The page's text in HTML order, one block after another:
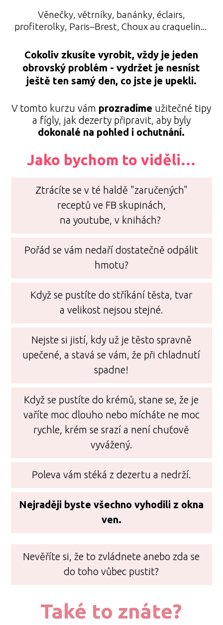
Věnečky, větrníky, banánky, éclairs,
profiterolky, Paris–Brest, Choux au craquelin...
Cokoliv zkusíte vyrobit, vždy je jeden
obrovský problém - vydržet je nesníst
ještě ten samý den, co jste je upekli.
V tomto kurzu vám prozradíme užitečné tipy
a fígly, jak dezerty připravit, aby byly
dokonalé na pohled i ochutnání.
Jako bychom to viděli…
Ztrácíte se v té haldě "zaručených"
receptů ve FB skupinách,
na youtube, v knihách?
Pořád se vám nedaří dostatečně odpálit
hmotu?
Když se pustíte do stříkání těsta, tvar
a velikost nejsou stejné.
Nejste si jistí, kdy už je těsto spravně
upečené, a stavá se vám, že při chladnutí
spadne!
Když se pustíte do krémů, stane se, že je
vaříte moc dlouho nebo mícháte ne moc
rychle, krém se srazí a není chuťově
vyvážený.
Poleva vám stéká z dezertu a nedrží.
Nejraději byste všechno vyhodili z okna
ven.
Nevěříte si, že to zvládnete anebo zda se
do toho vůbec pustit?
Také to znáte?